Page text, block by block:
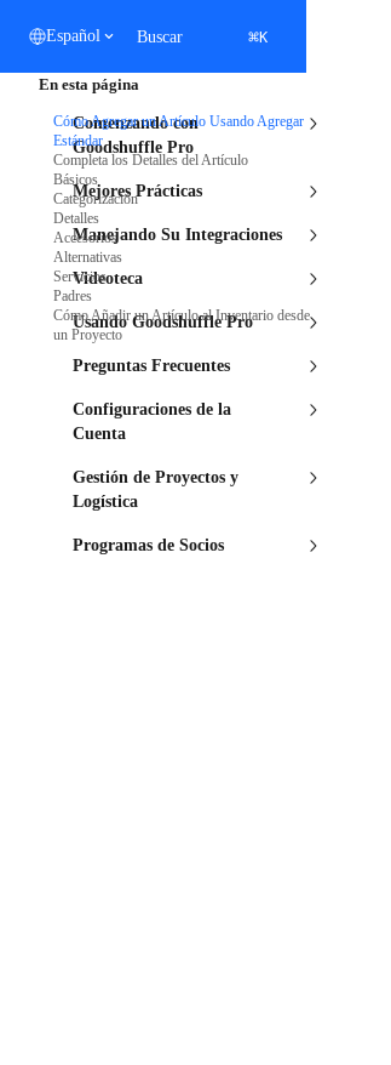
Español Buscar ⌘K
Comenzando con
Goodshuffle Pro
Mejores Prácticas
Manejando Su Integraciones
Videoteca
Usando Goodshuffle Pro
Preguntas Frecuentes
Configuraciones de la
Cuenta
Gestión de Proyectos y
Logística
Programas de Socios
En esta página
Cómo Agregar un Artículo Usando Agregar
Estándar
Completa los Detalles del Artículo
Básicos
Categorización
Detalles
Accesorios
Alternativas
Servicios
Padres
Cómo Añadir un Artículo al Inventario desde
un Proyecto